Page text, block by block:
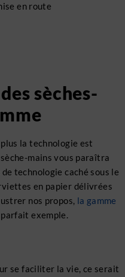
en route
sèches-
la technologie est
mains vous paraîtra
technologie caché sous le
en papier délivrées
nos propos, la gamme
exemple.
se faciliter la vie, ce serait